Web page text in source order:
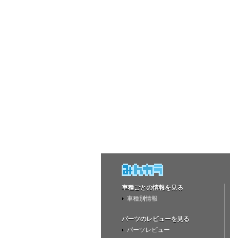
車種ごとの情報を見る
車種別情報
パーツのレビューを見る
パーツレビュー